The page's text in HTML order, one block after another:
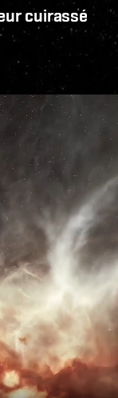
cuirassé